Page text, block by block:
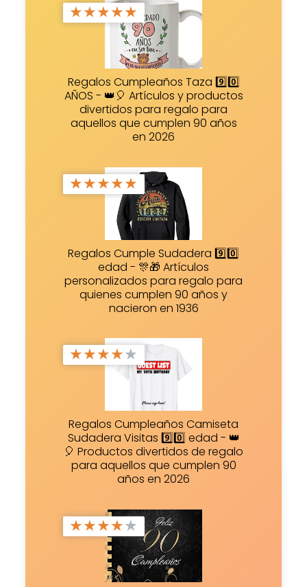
★★★★★
Regalos Cumpleaños Taza 9️⃣0️⃣
AÑOS - 👑🎈 Artículos y productos
divertidos para regalo para
aquellos que cumplen 90 años
en 2026
★★★★★
Regalos Cumple Sudadera 9️⃣0️⃣
edad - 🎊🎁 Artículos
personalizados para regalo para
quienes cumplen 90 años y
nacieron en 1936
★★★★★
Regalos Cumpleaños Camiseta
Sudadera Visitas 9️⃣0️⃣ edad - 👑
🎈 Productos divertidos de regalo
para aquellos que cumplen 90
años en 2026
★★★★★